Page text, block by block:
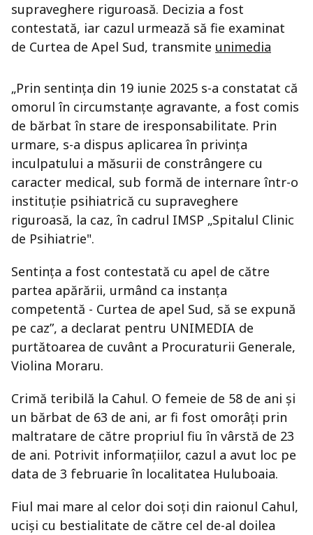
supraveghere riguroasă. Decizia a fost
contestată, iar cazul urmează să fie examinat
de Curtea de Apel Sud, transmite unimedia
„Prin sentința din 19 iunie 2025 s-a constatat că
omorul în circumstanțe agravante, a fost comis
de bărbat în stare de iresponsabilitate. Prin
urmare, s-a dispus aplicarea în privința
inculpatului a măsurii de constrângere cu
caracter medical, sub formă de internare într-o
instituție psihiatrică cu supraveghere
riguroasă, la caz, în cadrul IMSP „Spitalul Clinic
de Psihiatrie".
Sentința a fost contestată cu apel de către
partea apărării, urmând ca instanța
competentă - Curtea de apel Sud, să se expună
pe caz”, a declarat pentru UNIMEDIA de
purtătoarea de cuvânt a Procuraturii Generale,
Violina Moraru.
Crimă teribilă la Cahul. O femeie de 58 de ani și
un bărbat de 63 de ani, ar fi fost omorâți prin
maltratare de către propriul fiu în vârstă de 23
de ani. Potrivit informațiilor, cazul a avut loc pe
data de 3 februarie în localitatea Huluboaia.
Fiul mai mare al celor doi soți din raionul Cahul,
uciși cu bestialitate de către cel de-al doilea